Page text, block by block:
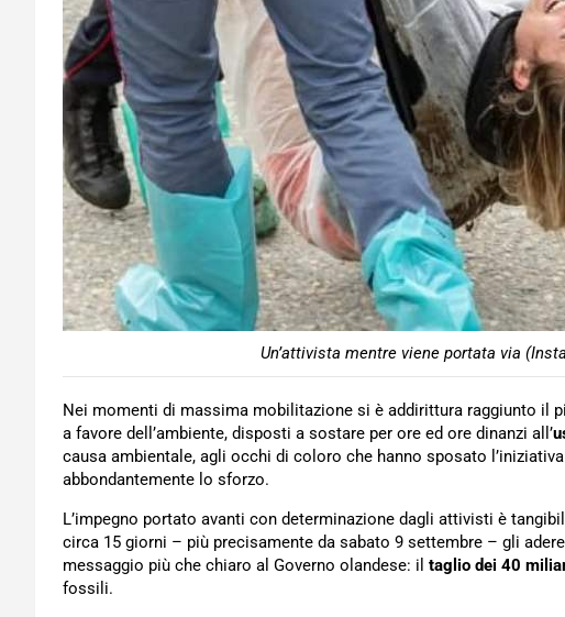
Un’attivista mentre viene portata via
Nei momenti di massima mobilitazione si è addirittura raggiunto il
a favore dell’ambiente, disposti a sostare per ore ed ore dinanzi all’
causa ambientale, agli occhi di coloro che hanno sposato
abbondantemente lo sforzo.
L’impegno portato avanti con determinazione dagli attivisti è
circa 15 giorni – più precisamente da sabato 9 settembre – gli
messaggio più che chiaro al Governo olandese: il taglio dei 40
fossili.